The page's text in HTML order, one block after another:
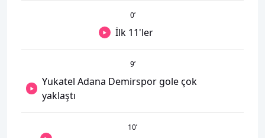
0’
İlk 11'ler
9’
Yukatel Adana Demirspor gole çok
yaklaştı
10’